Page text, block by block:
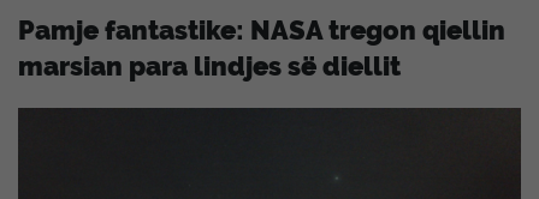
Pamje fantastike: NASA tregon qiellin
marsian para lindjes së diellit